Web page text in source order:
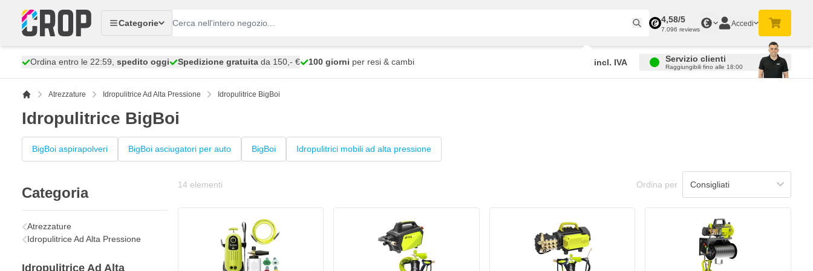
Categorie
4,58/5
7.096 reviews
€ Accedi
Ordina entro le 22:59, spedito oggi Spedizione gratuita da 150,- € 100 giorni per resi & cambi incl. IVA Servizio clienti
Raggiungibili fino alle 18:00
Atrezzature Idropulitrice Ad Alta Pressione Idropulitrice BigBoi
Idropulitrice BigBoi
BigBoi aspirapolveri BigBoi asciugatori per auto BigBoi Idropulitrici mobili ad alta pressione
Categoria
Atrezzature
Idropulitrice Ad Alta Pressione
Idropulitrice Ad Alta
14 elementi Ordina per